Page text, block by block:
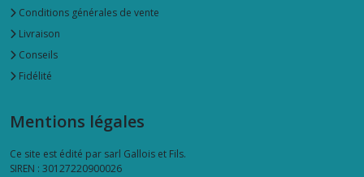
Conditions générales de vente
Livraison
Conseils
Fidélité
Mentions légales
Ce site est édité par sarl Gallois et Fils.
SIREN : 30127220900026